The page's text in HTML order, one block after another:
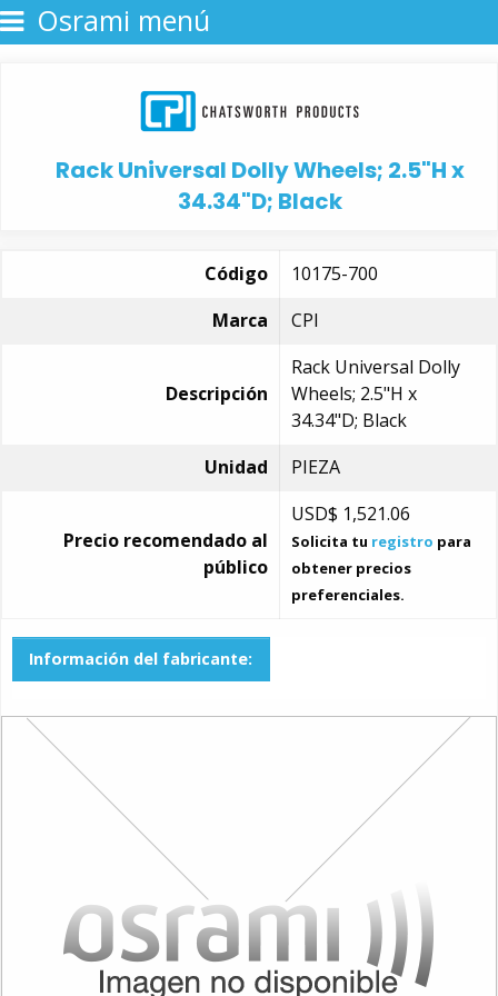
Osrami menú
Rack Universal Dolly Wheels; 2.5"H x
34.34"D; Black
Código
10175-700
Marca
CPI
Descripción
Rack Universal Dolly
Wheels; 2.5"H x
34.34"D; Black
Unidad
PIEZA
Precio recomendado al
público
USD$ 1,521.06
Solicita tu registro para
obtener precios
preferenciales.
Información del fabricante: